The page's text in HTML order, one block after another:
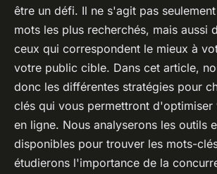
être un défi. Il ne s'agit pas
mots les plus recherchés, mais aussi
ceux qui correspondent le mieux à
votre public cible. Dans cet article,
donc les différentes stratégies pour
clés qui vous permettront
en ligne. Nous analyserons les outils
disponibles pour trouver les mots-
étudierons l'importance de la